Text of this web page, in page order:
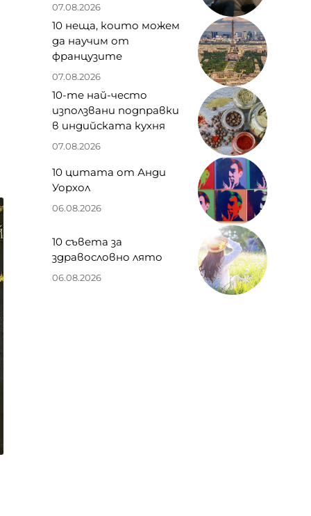
07.08.2026
10 неща, които можем
да научим от
французите
07.08.2026
10-те най-често
използвани подправки
в индийската кухня
07.08.2026
10 цитата от Анди
Уорхол
06.08.2026
10 съвета за
здравословно лято
06.08.2026